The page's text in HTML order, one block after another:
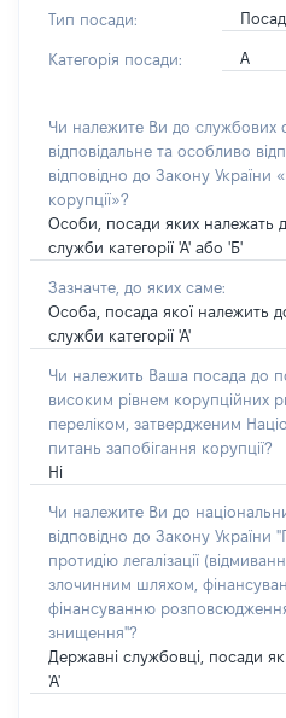
Тип посади:
Категорія посади: А
Чи належите Ви до службових
відповідальне та особливо
відповідно до Закону України
корупції»?
Особи, посади яких належать
служби категорії 'А' або 'Б'
Зазначте, до яких саме:
Особа, посада якої належить
служби категорії 'А'
Чи належить Ваша посада до
високим рівнем корупційних
переліком, затвердженим
питань запобігання корупції?
Ні
Чи належите Ви до
відповідно до Закону України
протидію легалізації
злочинним шляхом,
фінансуванню
знищення"?
Державні службовці, посади
'А'